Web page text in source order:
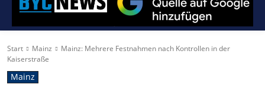
Start Mainz
Mainz: Mehrere Festnahmen nach Kontrollen in der
Kaiserstraße
Mainz